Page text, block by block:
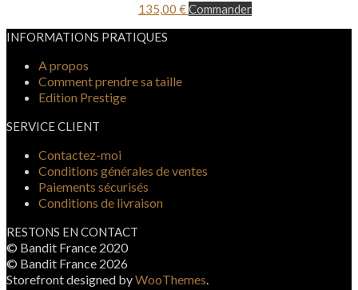
135,00 €Commander
INFORMATIONS PRATIQUES
A propos
Comment prendre sa taille
Edition Prestige
SERVICE CLIENT
Contactez-moi
Conditions générales de ventes
Paiements sécurisés
Conditions de livraison
RESTONS EN CONTACT
© Bandit France 2020
© Bandit France 2026
Storefront designed byWooThemes